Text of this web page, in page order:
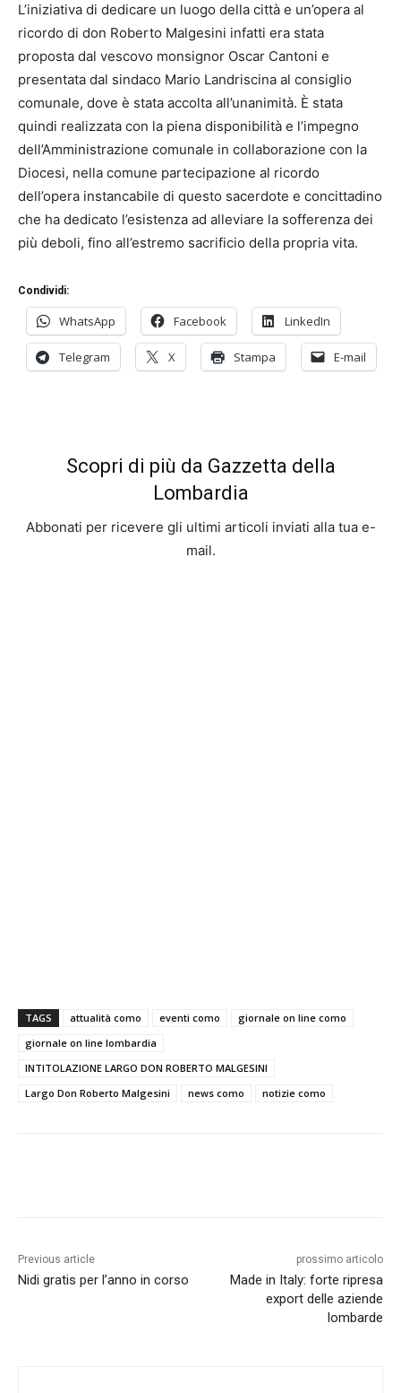
L’iniziativa di dedicare un luogo della città e un’opera al
ricordo di don Roberto Malgesini infatti era stata
proposta dal vescovo monsignor Oscar Cantoni e
presentata dal sindaco Mario Landriscina al consiglio
comunale, dove è stata accolta all’unanimità. È stata
quindi realizzata con la piena disponibilità e l’impegno
dell’Amministrazione comunale in collaborazione con la
Diocesi, nella comune partecipazione al ricordo
dell’opera instancabile di questo sacerdote e concittadino
che ha dedicato l’esistenza ad alleviare la sofferenza dei
più deboli, fino all’estremo sacrificio della propria vita.
Condividi:
WhatsApp Facebook LinkedIn
Telegram X Stampa E-mail
Scopri di più da Gazzetta della
Lombardia
Abbonati per ricevere gli ultimi articoli inviati alla tua e-
mail.
TAGS attualità como eventi como
giornale on line como
giornale on line lombardia
INTITOLAZIONE LARGO DON ROBERTO MALGESINI
Largo Don Roberto Malgesini
news como notizie como
Previous article
Nidi gratis per l’anno in corso
prossimo articolo
Made in Italy: forte ripresa
export delle aziende
lombarde